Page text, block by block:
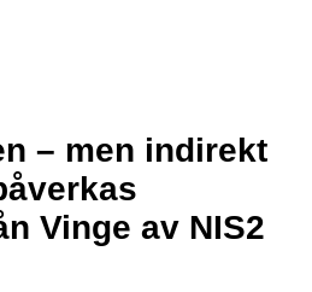
– men indirekt
Vinge av NIS2